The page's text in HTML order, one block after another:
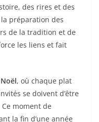
des rires et des
préparation des
de la tradition et de
les liens et fait
, où chaque plat
se doivent d’être
moment de
la fin d’une année